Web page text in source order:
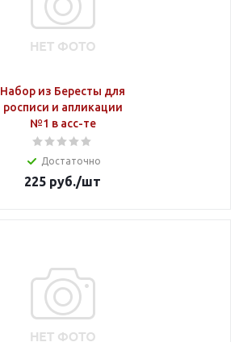
Набор из Бересты для
росписи и апликации
№1 в асс-те
Достаточно
225 руб./шт